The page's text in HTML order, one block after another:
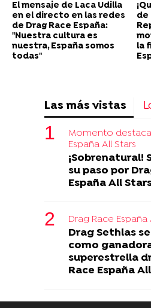
El mensaje de Laca Udilla
en el directo en las redes
de Drag Race España:
"Nuestra cultura es
nuestra, España somos
todas"
de
la
Las más vistas
Momento
España All Stars
¡Sobrenatural!
su paso por
España All
Drag Race España
Drag Sethlas
como
superestrella
Race España